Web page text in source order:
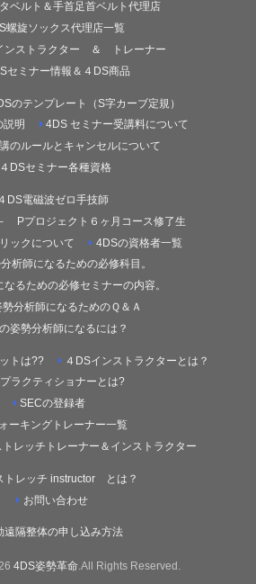
ベルト＆手首足首ベルト代理店
螺旋ソックス代理店一覧
ンストラクター ＆ トレーナー
セミナー情報＆４DS商品
のテンプレート（S字カーブ定規）
説明
4DS セミナー受講料について
のルールとキャンセルについて
４DSセミナー各種資格
４DS電磁波ゼロ手技師
Pプロジェクト６ヶ月コース修了生
ックについて
4DSの資格者一覧
析師になるための必修科目。
なるための必修セミナーの内容。
分析師になるためのＱ＆Ａ
姿勢分析師になるには？
トは??
４DSインストラクターとは？
ラクティショナーとは?
SECの登録者
ォーキングトレーナー一覧
レッチトレーナー＆インストラクター
トレッチ instructor とは？
お問い合わせ
遠隔整体の申し込み方法
4DS姿勢革命 .All Rights Reserved.